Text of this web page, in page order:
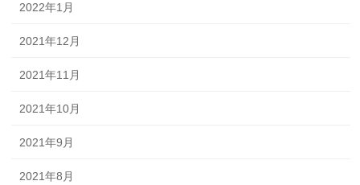
2022年1月
2021年12月
2021年11月
2021年10月
2021年9月
2021年8月